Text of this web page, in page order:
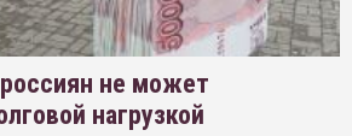
не может
нагрузкой